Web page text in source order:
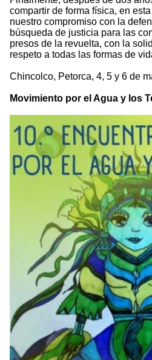
compartir de forma física, en
nuestro compromiso con la
búsqueda de justicia para las
presos de la revuelta, con la
respeto a todas las formas de
Chincolco, Petorca, 4, 5 y 6 de
Movimiento por el Agua y los